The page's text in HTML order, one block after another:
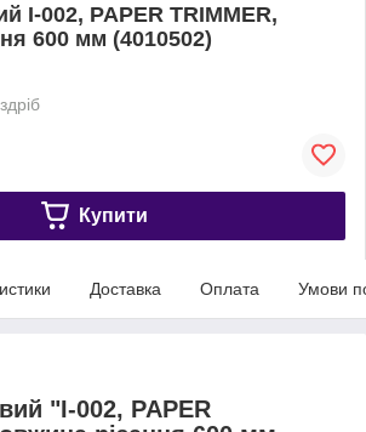
I-002, PAPER TRIMMER,
600 мм (4010502)
Купити
Доставка Оплата Умови
"I-002, PAPER